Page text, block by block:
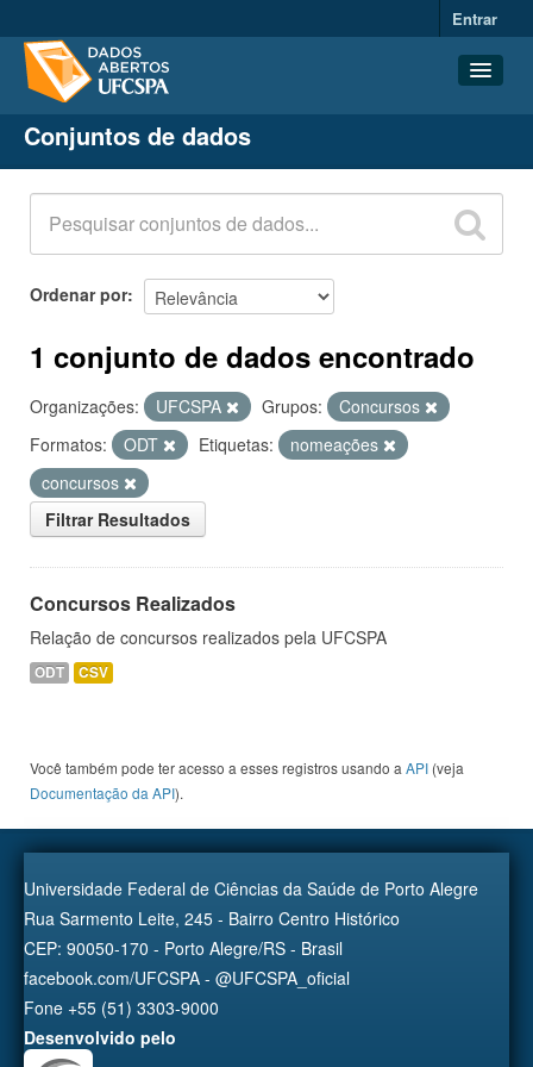
Entrar
Conjuntos de dados
Organizações
Grupos
Sobre
Conjuntos de dados
Ordenar por
1 conjunto de dados encontrado
Organizações: UFCSPA Grupos:
Concursos
Formatos:
ODT Etiquetas:
nomeações
concursos
Filtrar Resultados
Concursos Realizados
Relação de concursos realizados pela UFCSPA
ODT CSV
Você também pode ter acesso a esses registros usando a API (veja
Documentação da API).
Universidade Federal de Ciências da Saúde de Porto Alegre
Rua Sarmento Leite, 245 - Bairro Centro Histórico
CEP: 90050-170 - Porto Alegre/RS - Brasil
facebook.com/UFCSPA - @UFCSPA_oficial
Fone +55 (51) 3303-9000
Desenvolvido pelo